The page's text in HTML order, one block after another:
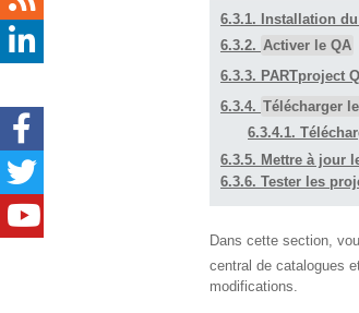
6.3.1. Installation
6.3.2. Activer le QA
6.3.3. PARTproject
6.3.4. Télécharger
6.3.4.1.
6.3.5. Mettre à jour
6.3.6. Tester les
Dans cette section,
central de catalogues
modifications.